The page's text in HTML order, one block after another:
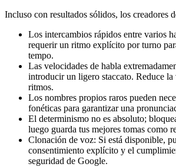
Incluso con resultados sólidos, los creadores
Los intercambios rápidos entre varios
requerir un ritmo explícito por turno
tempo.
Las velocidades de habla
introducir un ligero staccato. Reduce la
ritmos.
Los nombres propios raros pueden
fonéticas para garantizar una
El determinismo no es absoluto;
luego guarda tus mejores tomas como
Clonación de voz: Si está disponible,
consentimiento explícito y el
seguridad de Google.